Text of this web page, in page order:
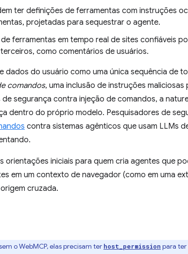
ter definições de ferramentas com instruções
projetadas para sequestrar o agente.
ferramentas em tempo real de sites confiáveis
como comentários de usuários.
do usuário como uma única sequência de
comandos, uma inclusão de instruções maliciosas
segurança contra injeção de comandos, a
dentro do próprio modelo. Pesquisadores de
contra sistemas agênticos que usam LLMs
orientações iniciais para quem cria agentes que
em um contexto de navegador (como em uma
cruzada.
o WebMCP, elas precisam ter host_permission para ter